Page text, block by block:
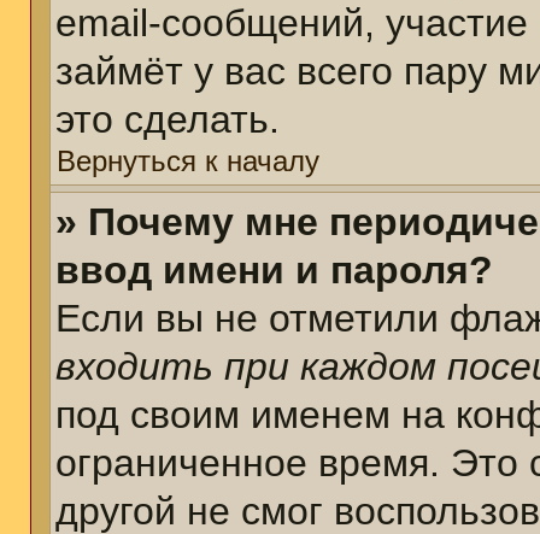
email-сообщений, участие
займёт у вас всего пару
это сделать.
Вернуться к началу
» Почему мне
ввод имени и пароля?
Если вы не отметили
входить при каждом
под своим именем на
ограниченное время. Это
другой не смог